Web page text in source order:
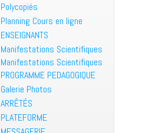
Polycopiés
Planning Cours en ligne
ENSEIGNANTS
Manifestations Scientifiques
Manifestations Scientifiques
PROGRAMME PEDAGOGIQUE
Galerie Photos
ARRÊTÉS
PLATEFORME